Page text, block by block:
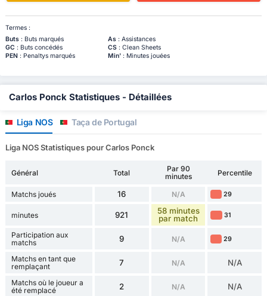
Termes :
Buts: Buts marqués As: Assistances
GC : Buts concédés CS: Clean Sheets
PEN: Penaltys marqués Min': Minutes jouées
Carlos Ponck Statistiques - Détaillées
Liga NOS Taça de Portugal
Liga NOS Statistiques pour Carlos Ponck
Général Total
Par 90
minutes
Percentile
Matchs joués 16 N/A 29
minutes 921
58 minutes
par match
31
Participation aux
matchs
9 N/A 29
Matchs en tant que
remplaçant
7 N/A N/A
Matchs où le joueur a
été remplacé
2 N/A N/A